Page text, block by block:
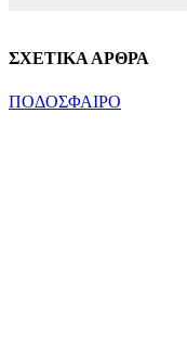
ΣΧΕΤΙΚΑ ΑΡΘΡΑ
ΠΟΔΟΣΦΑΙΡΟ